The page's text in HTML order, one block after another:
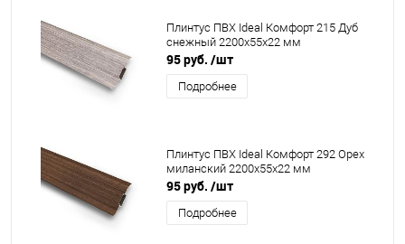
Плинтус ПВХ Ideal Комфорт 215 Дуб
снежный 2200x55x22 мм
95 руб. /шт
Подробнее
Плинтус ПВХ Ideal Комфорт 292 Орех
миланский 2200x55x22 мм
95 руб. /шт
Подробнее